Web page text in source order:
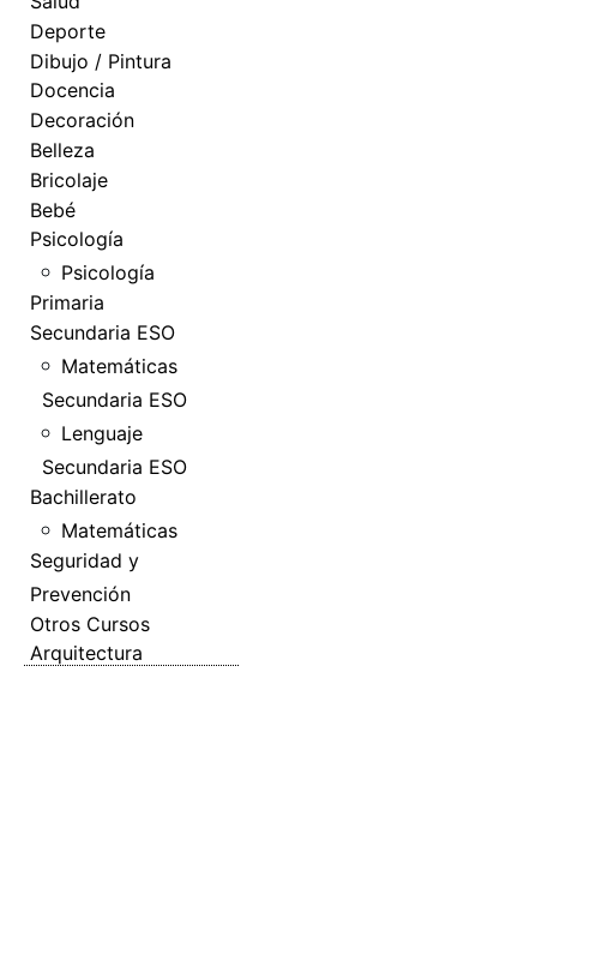
Deporte
Dibujo / Pintura
Docencia
Decoración
Belleza
Bricolaje
Bebé
Psicología
Psicología
Primaria
Secundaria ESO
Matemáticas
Secundaria ESO
Lenguaje
Secundaria ESO
Bachillerato
Matemáticas
Seguridad y
Prevención
Otros Cursos
Arquitectura